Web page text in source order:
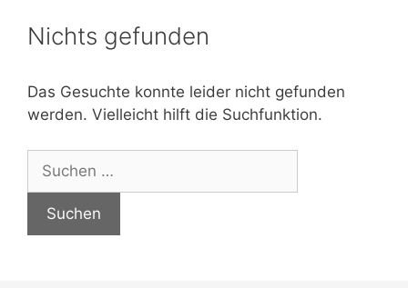
Nichts gefunden
Das Gesuchte konnte leider nicht gefunden
werden. Vielleicht hilft die Suchfunktion.